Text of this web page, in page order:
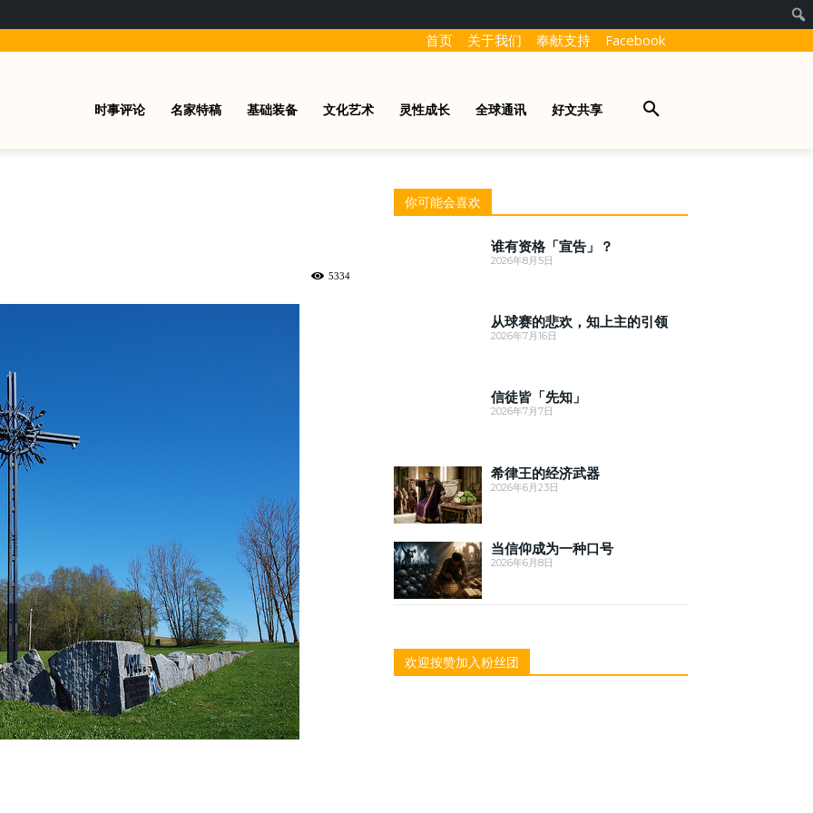
首页 关于我们 奉献支持 Facebook
时事评论 名家特稿 基础装备 文化艺术 灵性成长 全球通讯 好文共享
5334
你可能会喜欢
谁有资格「宣告」？
2026年8月5日
从球赛的悲欢，知上主的引领
2026年7月16日
信徒皆「先知」
2026年7月7日
希律王的经济武器
2026年6月23日
当信仰成为一种口号
2026年6月8日
欢迎按赞加入粉丝团